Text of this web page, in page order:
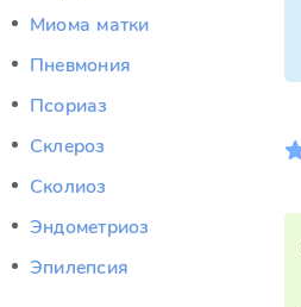
Миома матки
Пневмония
Псориаз
Склероз
Сколиоз
Эндометриоз
Эпилепсия